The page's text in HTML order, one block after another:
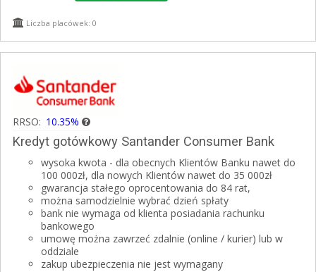
Liczba placówek: 0
RRSO: 10.35%
Kredyt gotówkowy Santander Consumer Bank
wysoka kwota - dla obecnych Klientów Banku nawet do
100 000zł, dla nowych Klientów nawet do 35 000zł
gwarancja stałego oprocentowania do 84 rat,
można samodzielnie wybrać dzień spłaty
bank nie wymaga od klienta posiadania rachunku
bankowego
umowę można zawrzeć zdalnie (online / kurier) lub w
oddziale
zakup ubezpieczenia nie jest wymagany